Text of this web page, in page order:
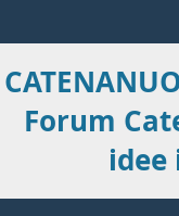
Forum
idee